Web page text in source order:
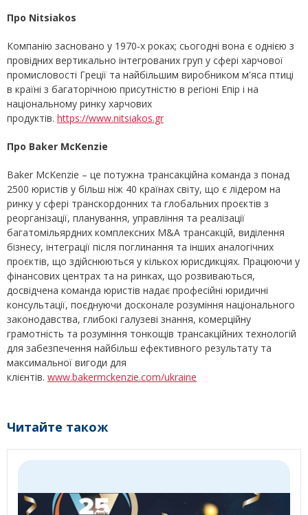
Про Nitsiakos
Компанію засновано у 1970‑х роках; сьогодні вона є однією з
провідних вертикально інтегрованих груп у сфері харчової
промисловості Греції та найбільшим виробником м'яса птиці
в країні з багаторічною присутністю в регіоні Епір і на
національному ринку харчових
продуктів. https://www.nitsiakos.gr
Про Baker McKenzie
Baker McKenzie – це потужна трансакційна команда з понад
2500 юристів у більш ніж 40 країнах світу, що є лідером на
ринку у сфері транскордонних та глобальних проєктів з
реорганізації, планування, управління та реалізації
багатомільярдних комплексних M&A трансакцій, виділення
бізнесу, інтеграції після поглинання та інших аналогічних
проєктів, що здійснюються у кількох юрисдикціях. Працюючи у
фінансових центрах та на ринках, що розвиваються,
досвідчена команда юристів надає професійні юридичні
консультації, поєднуючи досконале розуміння національного
законодавства, глибокі галузеві знання, комерційну
грамотність та розуміння тонкощів трансакційних технологій
для забезпечення найбільш ефективного результату та
максимальної вигоди для
клієнтів. www.bakermckenzie.com/ukraine
Читайте також